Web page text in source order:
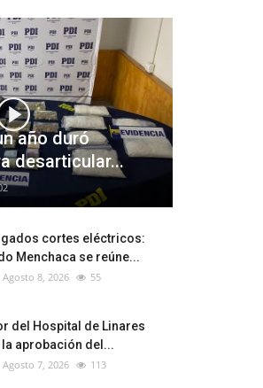
año duró
desarticular...
cortes eléctricos:
Menchaca se reúne...
Agosto 8, 2026 55
del Hospital de Linares
aprobación del...
Agosto 7, 2026 113